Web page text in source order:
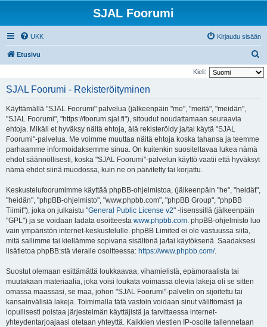
SJAL Foorumi
UKK Kirjaudu sisään
Etusivu
t
Kieli:
SJAL Foorumi - Rekisteröityminen
Käyttämällä "SJAL Foorumi" palvelua (jälkeenpäin "me", "meitä", "meidän",
"SJAL Foorumi", "https://foorum.sjal.fi"), sitoudut noudattamaan seuraavia
ehtoja. Mikäli et hyväksy näitä ehtoja, älä rekisteröidy ja/tai käytä "SJAL
Foorumi"-palvelua. Me voimme muuttaa näitä ehtoja koska tahansa ja teemme
parhaamme informoidaksemme sinua. On kuitenkin suositeltavaa lukea nämä
ehdot säännöllisesti, koska "SJAL Foorumi"-palvelun käyttö vaatii että hyväksyt
nämä ehdot siinä muodossa, kuin ne on päivitetty tai korjattu.
Keskustelufoorumimme käyttää phpBB-ohjelmistoa, (jälkeenpäin "he", "heidät",
"heidän", "phpBB-ohjelmisto", "www.phpbb.com", "phpBB Group", "phpBB
Tiimit"), joka on julkaistu "General Public License v2" -lisenssillä (jälkeenpäin
"GPL") ja se voidaan ladata osoitteesta www.phpbb.com. phpBB-ohjelmisto luo
vain ympäristön internet-keskustelulle. phpBB Limited ei ole vastuussa siitä,
mitä sallimme tai kiellämme sopivana sisältönä ja/tai käytöksenä. Saadaksesi
lisätietoa phpBB:stä vieraile osoitteessa: https://www.phpbb.com/.
Suostut olemaan esittämättä loukkaavaa, vihamielistä, epämoraalista tai
muutakaan materiaalia, joka voisi loukata voimassa olevia lakeja oli se sitten
omassa maassasi, se maa, johon "SJAL Foorumi"-palvelin on sijoitettu tai
kansainvälisiä lakeja. Toimimalla tätä vastoin voidaan sinut välittömästi ja
lopullisesti poistaa järjestelmän käyttäjistä ja tarvittaessa internet-
yhteydentarjoajaasi otetaan yhteyttä. Kaikkien viestien IP-osoite tallennetaan